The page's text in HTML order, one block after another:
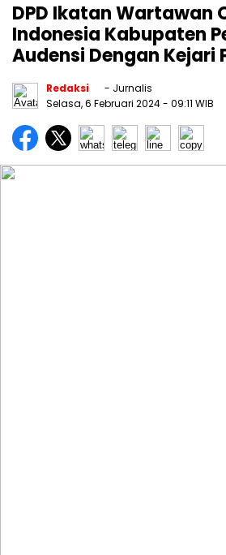
DPD Ikatan Wartawan
Indonesia Kabupaten
Audensi Dengan Kejari
Redaksi
- Jurnalis
Selasa, 6 Februari 2024- 09:11 WIB